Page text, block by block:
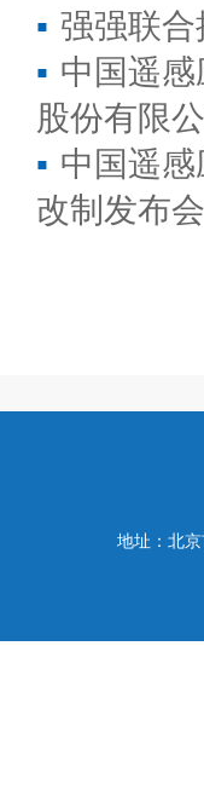
▪ 强强联
▪ 中国遥
股份有限
▪ 中国遥
改制发布会
地址：北